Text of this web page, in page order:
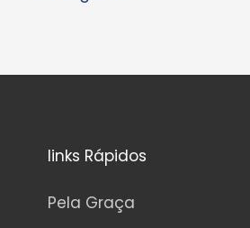
links Rápidos
Pela Graça